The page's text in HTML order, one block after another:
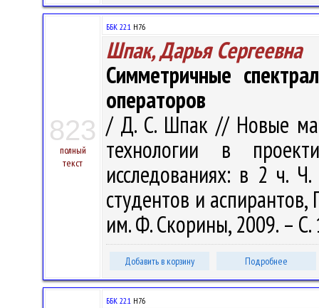
823
полный
текст
ББК 22.1 H76
Шпак, Дарья Сергеевна
Симметричные
операторов
/ Д. С. Шпак // Новые
технологии в
исследованиях: в 2 ч.
студентов и
им. Ф. Скорины, 2009. –
Добавить в корзину Подробнее
ББК 22.1 H76